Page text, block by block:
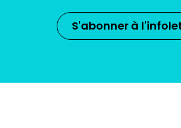
S'abonner à